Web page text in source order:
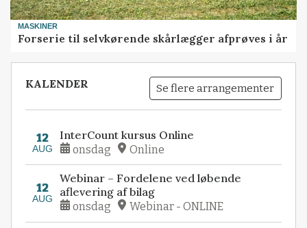
MASKINER
Forserie til selvkørende skårlægger afprøves i år
KALENDER Se flere arrangementer
12
AUG
InterCount kursus Online
onsdag Online
12
AUG
Webinar – Fordelene ved løbende
aflevering af bilag
onsdag Webinar - ONLINE